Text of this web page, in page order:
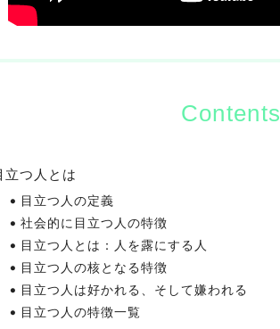
Contents
立つ人とは
目立つ人の定義
社会的に目立つ人の特徴
目立つ人とは：人を露にする人
目立つ人の核となる特徴
目立つ人は好かれる、そして嫌われる
目立つ人の特徴一覧